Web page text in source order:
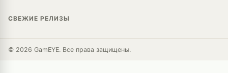
СВЕЖИЕ РЕЛИЗЫ
© 2026 GamEYE. Все права защищены.